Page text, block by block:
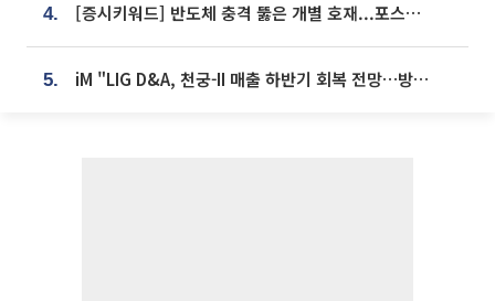
4. [증시키워드] 반도체 충격 뚫은 개별 호재...포스코퓨처엠·에코프로·한화솔루션 '눈길'
5. iM "LIG D&A, 천궁-II 매출 하반기 회복 전망…방산 톱픽 유지"